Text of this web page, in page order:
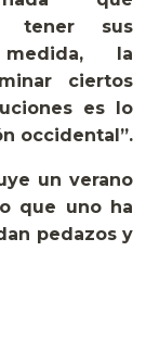
tener sus
la
ciertos
es lo
occidental”.
un verano
que uno ha
pedazos y